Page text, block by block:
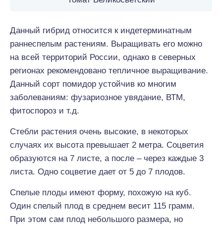
Данный гибрид относится к индетерминатным
раннеспелым растениям. Выращивать его можно
на всей территорий России, однако в северных
регионах рекомендовано тепличное выращивание.
Данный сорт помидор устойчив ко многим
заболеваниям: фузариозное увядание, ВТМ,
фитоспороз и т.д.
Стебли растения очень высокие, в некоторых
случаях их высота превышает 2 метра. Соцветия
образуются на 7 листе, а после – через каждые 3
листа. Одно соцветие дает от 5 до 7 плодов.
Спелые плоды имеют форму, похожую на куб.
Один спелый плод в среднем весит 115 грамм.
При этом сам плод небольшого размера, но